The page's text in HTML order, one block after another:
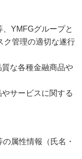
YMFGグループと
ク管理の適切な遂行
な各種金融商品や
サービスに関する
属性情報（氏名・